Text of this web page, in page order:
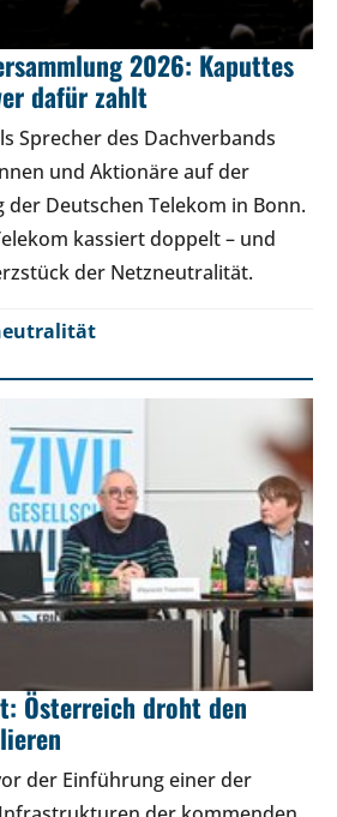
2026: Kaputtes
dafür zahlt
Sprecher des Dachverbands
und Aktionäre auf der
Deutschen Telekom in Bonn.
kassiert doppelt – und
der Netzneutralität.
Österreich droht den
der Einführung einer der